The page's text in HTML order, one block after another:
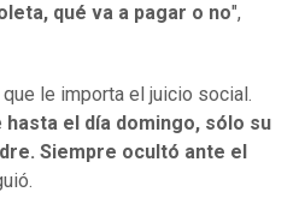
qué va a pagar o no",
le importa el juicio social.
hasta el día domingo, sólo su
Siempre ocultó ante el